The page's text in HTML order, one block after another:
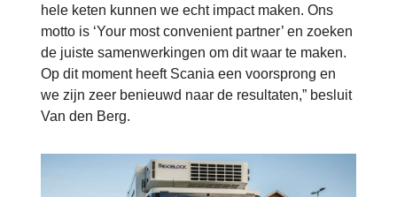
hele keten kunnen we echt impact maken. Ons
motto is ‘Your most convenient partner’ en zoeken
de juiste samenwerkingen om dit waar te maken.
Op dit moment heeft Scania een voorsprong en
we zijn zeer benieuwd naar de resultaten,” besluit
Van den Berg.